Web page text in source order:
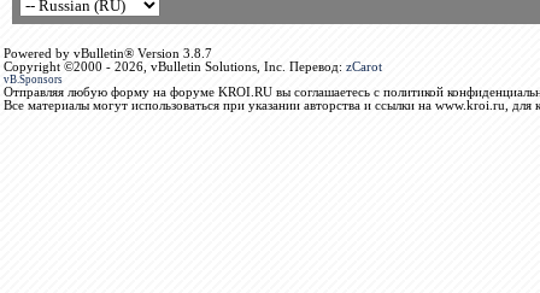
Powered by vBulletin® Version 3.8.7
Copyright ©2000 - 2026, vBulletin Solutions, Inc. Перевод: zCarot
vB.Sponsors
Отправляя любую форму на форуме KROI.RU вы соглашаетесь с политикой
Все материалы могут использоваться при указании авторства и ссылки на www.kroi.ru, для